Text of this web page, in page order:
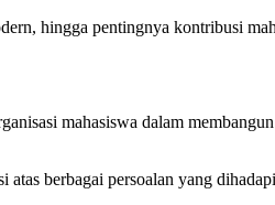
hingga pentingnya kontribusi
mahasiswa dalam
berbagai persoalan yang